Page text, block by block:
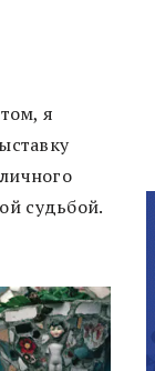
я
судьбой.